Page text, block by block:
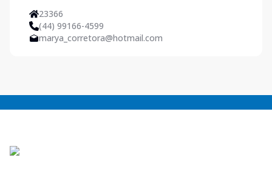
23366
(44) 99166-4599
marya_corretora@hotmail.com